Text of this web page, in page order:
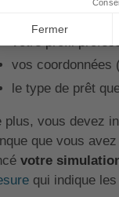
votre profil
votre profil
vos coordonnées
le type de prêt
plus, vous devez
que vous
votre
qui indique les